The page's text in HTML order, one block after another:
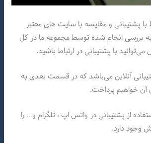
با پشتیبانی و مقایسه با سایت های معتبر
بررسی انجام شده توسط مجموعه ما در کل
با پشتیبانی در ارتباط باشید.
آنلاین می‌باشد که در قسمت بعدی به
خواهیم پرداخت.
از پشتیبانی در واتس اپ ، تلگرام و… را
وجود دارد.